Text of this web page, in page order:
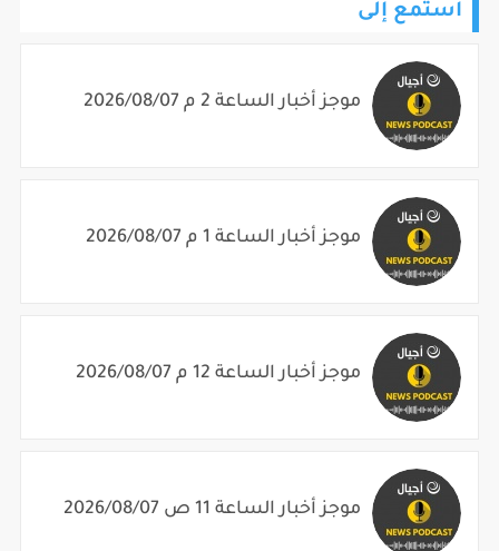
استمع إلى
موجز أخبار الساعة 2 م 2026/08/07
موجز أخبار الساعة 1 م 2026/08/07
موجز أخبار الساعة 12 م 2026/08/07
موجز أخبار الساعة 11 ص 2026/08/07